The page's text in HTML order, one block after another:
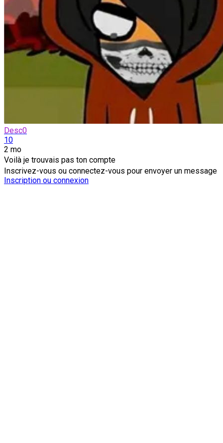
Desc0
10
2 mo
Voilà je trouvais pas ton compte
Inscrivez-vous ou connectez-vous pour envoyer un message
Inscription ou connexion